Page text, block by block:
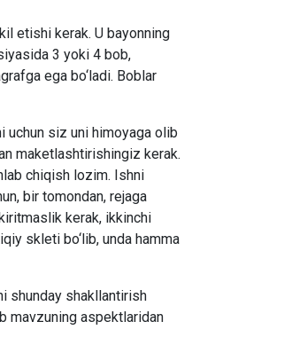
etishi kerak. U bayonning
3 yoki 4 bob,
ega bo‘ladi. Boblar
uchun siz uni himoyaga olib
maketlashtirishingiz kerak.
chiqish lozim. Ishni
bir tomondan, rejaga
kerak, ikkinchi
skleti bo‘lib, unda hamma
shunday shakllantirish
mavzuning aspektlaridan